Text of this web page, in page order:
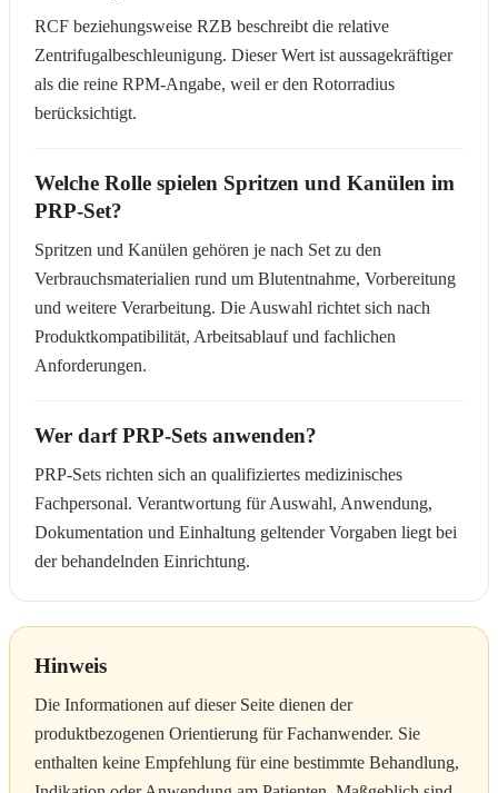
RCF beziehungsweise RZB beschreibt die relative
Zentrifugalbeschleunigung. Dieser Wert ist aussagekräftiger
als die reine RPM-Angabe, weil er den Rotorradius
berücksichtigt.
Welche Rolle spielen Spritzen und Kanülen im
PRP-Set?
Spritzen und Kanülen gehören je nach Set zu den
Verbrauchsmaterialien rund um Blutentnahme, Vorbereitung
und weitere Verarbeitung. Die Auswahl richtet sich nach
Produktkompatibilität, Arbeitsablauf und fachlichen
Anforderungen.
Wer darf PRP-Sets anwenden?
PRP-Sets richten sich an qualifiziertes medizinisches
Fachpersonal. Verantwortung für Auswahl, Anwendung,
Dokumentation und Einhaltung geltender Vorgaben liegt bei
der behandelnden Einrichtung.
Hinweis
Die Informationen auf dieser Seite dienen der
produktbezogenen Orientierung für Fachanwender. Sie
enthalten keine Empfehlung für eine bestimmte Behandlung,